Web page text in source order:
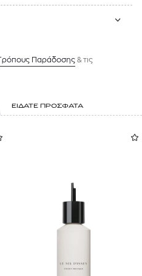
Tρόπους Παράδοσης & τις
ΕΙΔΑΤΕ ΠΡΟΣΦΑΤΑ